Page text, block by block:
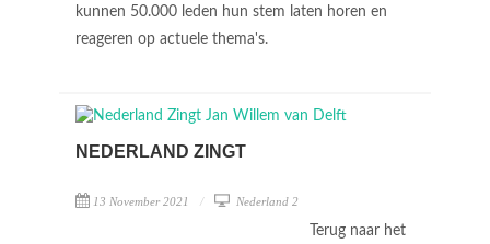
kunnen 50.000 leden hun stem laten horen en
reageren op actuele thema's.
NEDERLAND ZINGT
13 November 2021 Nederland 2
Terug naar het